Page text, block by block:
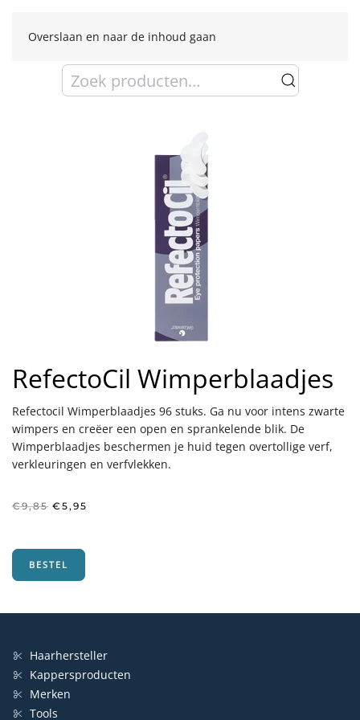
Overslaan en naar de inhoud gaan
Zoeken
naar:
RefectoCil Wimperblaadjes
Refectocil Wimperblaadjes 96 stuks. Ga nu voor intens zwarte
wimpers en creëer een open en sprankelende blik. De
Wimperblaadjes beschermen je huid tegen overtollige verf,
verkleuringen en verfvlekken.
€9,85 Oorspronkelijke
€ 5,95
BESTEL
Haarhersteller
Kappersproducten
Merken
Tools